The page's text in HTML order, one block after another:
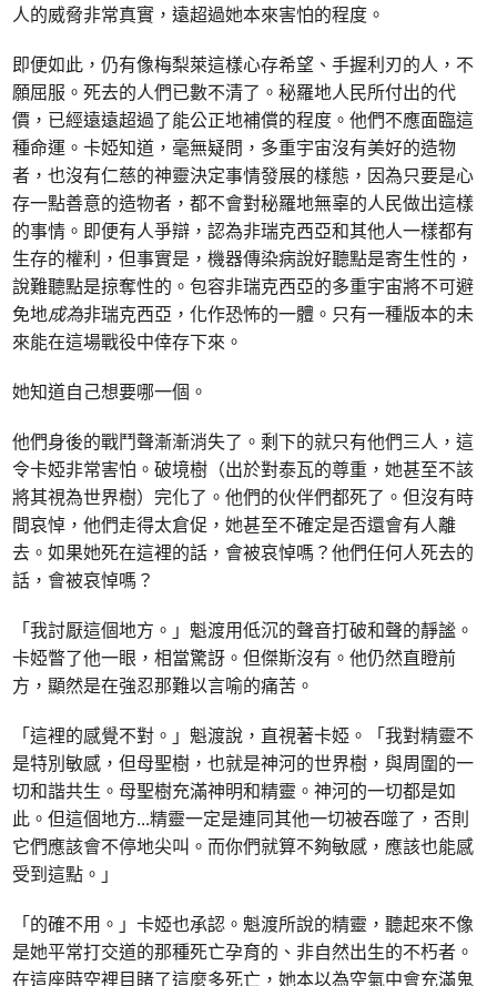
人的威脅非常真實，遠超過她本來害怕的程度。
即便如此，仍有像梅梨萊這樣心存希望、手握利刃的人，不
願屈服。死去的人們已數不清了。秘羅地人民所付出的代
價，已經遠遠超過了能公正地補償的程度。他們不應面臨這
種命運。卡婭知道，毫無疑問，多重宇宙沒有美好的造物
者，也沒有仁慈的神靈決定事情發展的樣態，因為只要是心
存一點善意的造物者，都不會對秘羅地無辜的人民做出這樣
的事情。即便有人爭辯，認為非瑞克西亞和其他人一樣都有
生存的權利，但事實是，機器傳染病說好聽點是寄生性的，
說難聽點是掠奪性的。包容非瑞克西亞的多重宇宙將不可避
免地成為非瑞克西亞，化作恐怖的一體。只有一種版本的未
來能在這場戰役中倖存下來。
她知道自己想要哪一個。
他們身後的戰鬥聲漸漸消失了。剩下的就只有他們三人，這
令卡婭非常害怕。破境樹（出於對泰瓦的尊重，她甚至不該
將其視為世界樹）完化了。他們的伙伴們都死了。但沒有時
間哀悼，他們走得太倉促，她甚至不確定是否還會有人離
去。如果她死在這裡的話，會被哀悼嗎？他們任何人死去的
話，會被哀悼嗎？
「我討厭這個地方。」魁渡用低沉的聲音打破和聲的靜謐。
卡婭瞥了他一眼，相當驚訝。但傑斯沒有。他仍然直瞪前
方，顯然是在強忍那難以言喻的痛苦。
「這裡的感覺不對。」魁渡說，直視著卡婭。「我對精靈不
是特別敏感，但母聖樹，也就是神河的世界樹，與周圍的一
切和諧共生。母聖樹充滿神明和精靈。神河的一切都是如
此。但這個地方...精靈一定是連同其他一切被吞噬了，否則
它們應該會不停地尖叫。而你們就算不夠敏感，應該也能感
受到這點。」
「的確不用。」卡婭也承認。魁渡所說的精靈，聽起來不像
是她平常打交道的那種死亡孕育的、非自然出生的不朽者。
在這座時空裡目睹了這麼多死亡，她本以為空氣中會充滿鬼